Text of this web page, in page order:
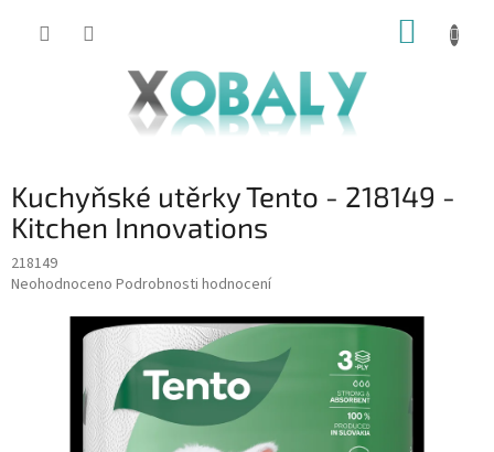
KOŠÍK
Kuchyňské utěrky Tento - 218149 -
Kitchen Innovations
218149
Průměrné
Neohodnoceno Podrobnosti hodnocení